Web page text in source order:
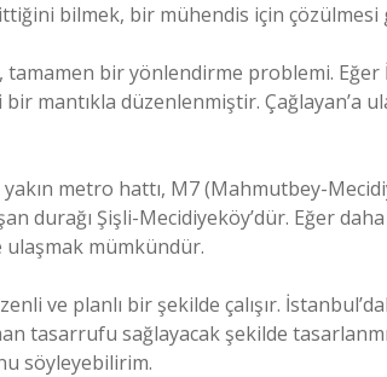
bilmek, bir mühendis için
bir yönlendirme problemi. Eğer
mantıkla düzenlenmiştir. Çağlayan’a
metro hattı, M7 (Mahmutbey-
durağı Şişli-Mecidiyeköy’dür. Eğer
mümkündür.
ve planlı bir şekilde çalışır.
tasarrufu sağlayacak şekilde
söyleyebilirim.